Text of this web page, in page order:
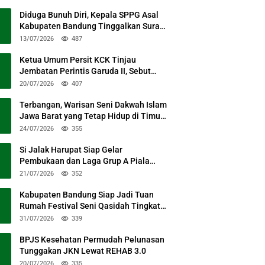
Diduga Bunuh Diri, Kepala SPPG Asal
Kabupaten Bandung Tinggalkan Surat
Permohonan Maaf
13/07/2026 487
Ketua Umum Persit KCK Tinjau
Jembatan Perintis Garuda II, Sebut
Simbol Kebersamaan TNI dan Rakyat
20/07/2026 407
Terbangan, Warisan Seni Dakwah Islam
Jawa Barat yang Tetap Hidup di Timur
Kabupaten Bandung
24/07/2026 355
Si Jalak Harupat Siap Gelar
Pembukaan dan Laga Grup A Piala
Presiden 2026 Sabtu Mendatang
21/07/2026 352
Kabupaten Bandung Siap Jadi Tuan
Rumah Festival Seni Qasidah Tingkat
Nasional
31/07/2026 339
BPJS Kesehatan Permudah Pelunasan
Tunggakan JKN Lewat REHAB 3.0
20/07/2026 335